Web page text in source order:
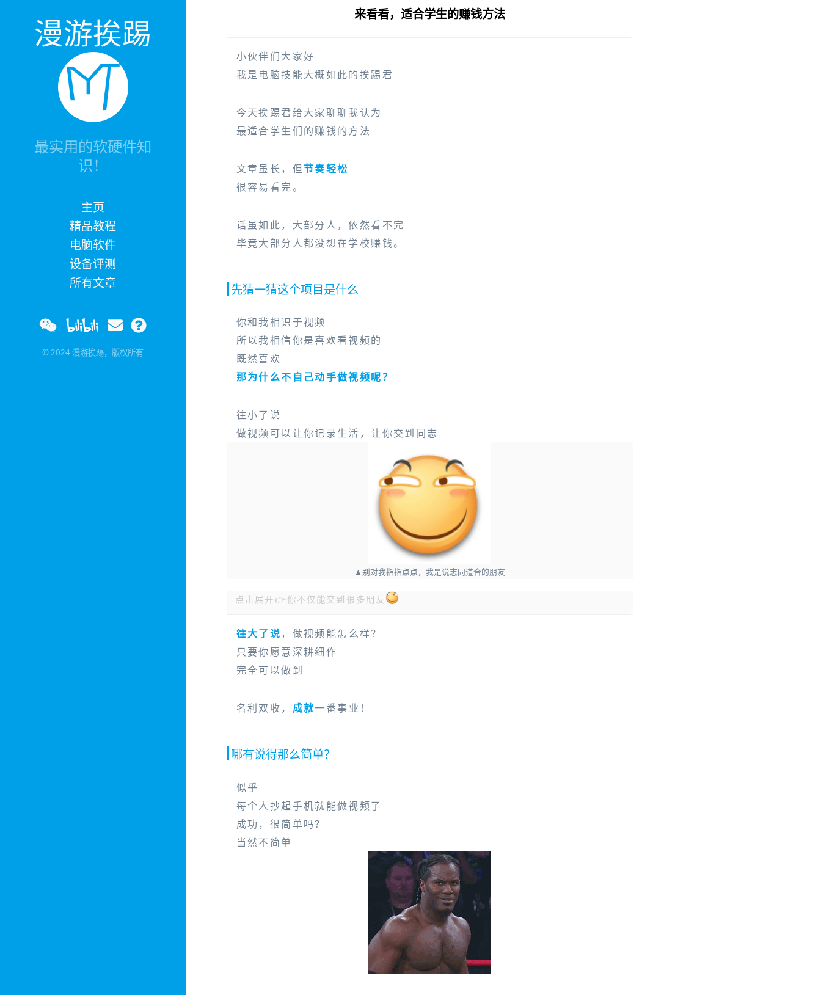
漫游挨踢
最实用的软硬件知
识！
主页
精品教程
电脑软件
设备评测
所有文章
© 2024 漫游挨踢，版权所有
来看看，适合学生的赚钱方法
7天后改成
视频要想上热门，这个潜规则必须了解！选题的秘密
小伙伴们大家好
我是电脑技能大概如此的挨踢君
今天挨踢君给大家聊聊我认为
最适合学生们的赚钱的方法
文章虽长，但节奏轻松
很容易看完。
话虽如此，大部分人，依然看不完
毕竟大部分人都没想在学校赚钱。
先猜一猜这个项目是什么
你和我相识于视频
所以我相信你是喜欢看视频的
既然喜欢
那为什么不自己动手做视频呢？
往小了说
做视频可以让你记录生活，让你交到同志
▲别对我指指点点，我是说志同道合的朋友
点击展开👉你不仅能交到很多朋友
甚至交到未来的伴侣 也是极有可能的
我上铺的老铁，平时默默无闻的死宅一枚
自从做了视频就有了女朋友
往大了说 ，做视频能怎么样？
只要你愿意深耕细作
完全可以做到
名利双收， 成就一番事业！
哪有说得那么简单？
似乎
每个人抄起手机就能做视频了
成功，很简单吗？
当然不简单